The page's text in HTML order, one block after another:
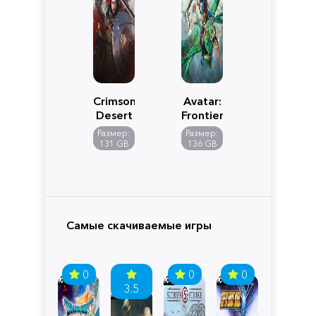
Crimson
Desert
Размер:
131 GB
Avatar:
Frontiers
of
Pandora
Размер:
136 GB
Самые скачиваемые игры
0
3.5
0 0